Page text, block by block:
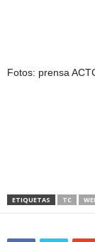
Fotos: prensa
ETIQUETAS TC